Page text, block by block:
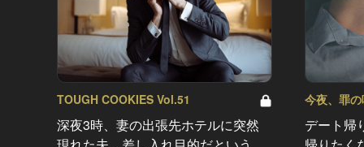
TOUGH COOKIES Vol.51
深夜3時、妻の出張先ホテルに突然
今夜、罪
デート帰